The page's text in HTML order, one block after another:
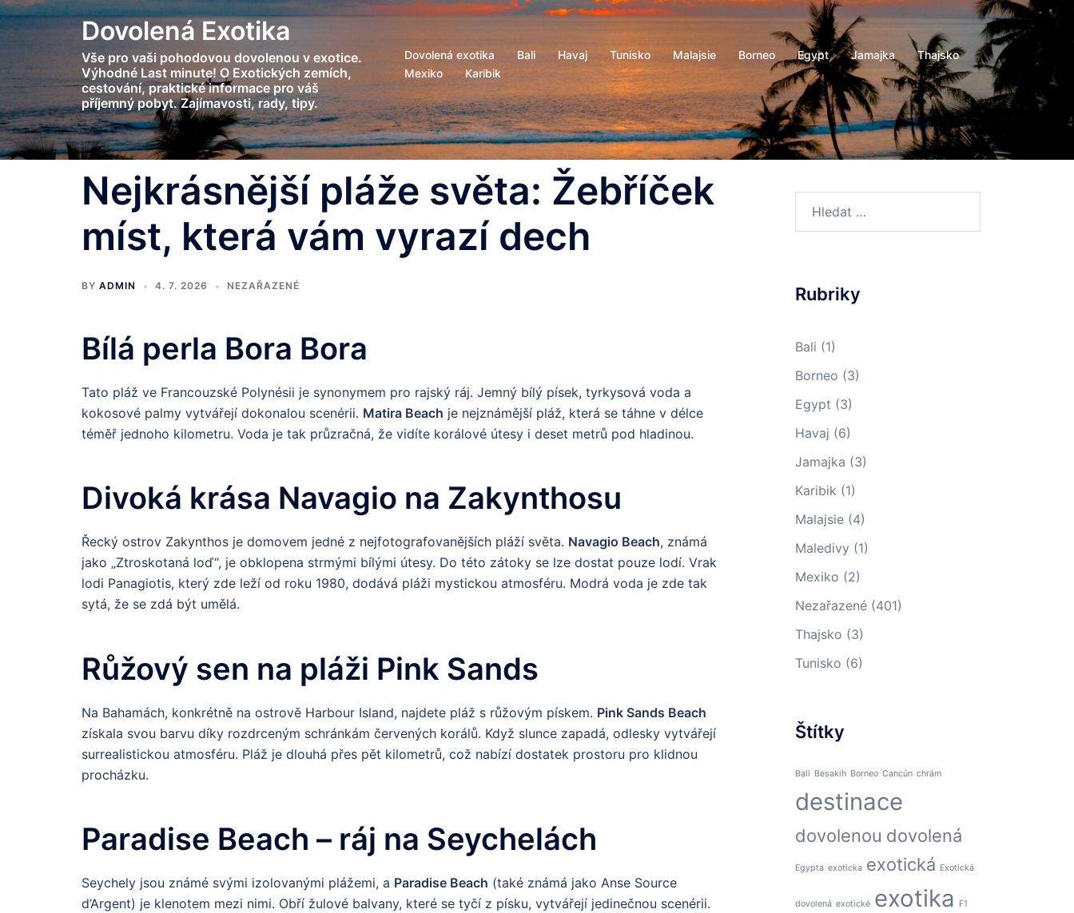
Skip
to
content
Dovolená Exotika
Vše pro vaši pohodovou dovolenou v exotice.
Výhodné Last minute! O Exotických zemích,
cestování, praktické informace pro váš
příjemný pobyt. Zajímavosti, rady, tipy.
Dovolená exotika Bali Havaj Tunisko Malajsie Borneo Egypt Jamajka
Thajsko
Mexiko
Karibik
Nejkrásnější pláže světa: Žebříček
míst, která vám vyrazí dech
BY ADMIN 4. 7. 2026 NEZAŘAZENÉ
Bílá perla Bora Bora
Tato pláž ve Francouzské Polynésii je synonymem pro rajský ráj. Jemný bílý písek, tyrkysová voda a
kokosové palmy vytvářejí dokonalou scenérii. Matira Beach je nejznámější pláž, která se táhne v délce
téměř jednoho kilometru. Voda je tak průzračná, že vidíte korálové útesy i deset metrů pod hladinou.
Divoká krása Navagio na Zakynthosu
Řecký ostrov Zakynthos je domovem jedné z nejfotografovanějších pláží světa. Navagio Beach, známá
jako „Ztroskotaná loď“, je obklopena strmými bílými útesy. Do této zátoky se lze dostat pouze lodí. Vrak
lodi Panagiotis, který zde leží od roku 1980, dodává pláži mystickou atmosféru. Modrá voda je zde tak
sytá, že se zdá být umělá.
Růžový sen na pláži Pink Sands
Na Bahamách, konkrétně na ostrově Harbour Island, najdete pláž s růžovým pískem. Pink Sands Beach
získala svou barvu díky rozdrceným schránkám červených korálů. Když slunce zapadá, odlesky vytvářejí
surrealistickou atmosféru. Pláž je dlouhá přes pět kilometrů, což nabízí dostatek prostoru pro klidnou
procházku.
Paradise Beach – ráj na Seychelách
Seychely jsou známé svými izolovanými plážemi, a Paradise Beach (také známá jako Anse Source
d’Argent) je klenotem mezi nimi. Obří žulové balvany, které se tyčí z písku, vytvářejí jedinečnou scenérii.
Rubriky
Bali (1)
Borneo (3)
Egypt (3)
Havaj (6)
Jamajka (3)
Karibik (1)
Malajsie(4)
Maledivy (1)
Mexiko (2)
Nezařazené(401)
Thajsko (3)
Tunisko (6)
Štítky
Bali Besakih Borneo Cancún chrám
destinace
dovolenou dovolená
Egypta exoticka exotická Exotická
dovolená exotické exotika F1